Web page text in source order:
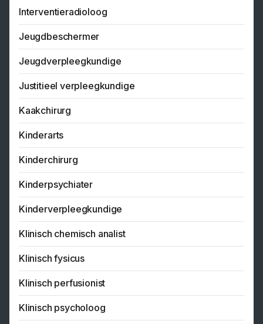
Interventieradioloog
Jeugdbeschermer
Jeugdverpleegkundige
Justitieel verpleegkundige
Kaakchirurg
Kinderarts
Kinderchirurg
Kinderpsychiater
Kinderverpleegkundige
Klinisch chemisch analist
Klinisch fysicus
Klinisch perfusionist
Klinisch psycholoog